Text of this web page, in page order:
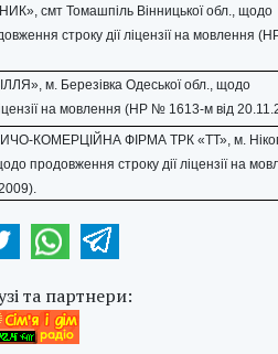
смт Томашпіль Вінницької обл., щодо
строку дії ліцензії на мовлення
м. Березівка Одеської обл., щодо
на мовлення (НР № 1613-м від
КОМЕРЦІЙНА ФІРМА ТРК «ТТ», м.
продовження строку дії ліцензії на
та партнери: